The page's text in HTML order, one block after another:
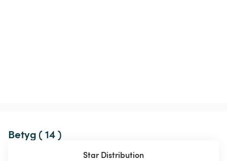
Betyg ( 14 )
Star Distribution